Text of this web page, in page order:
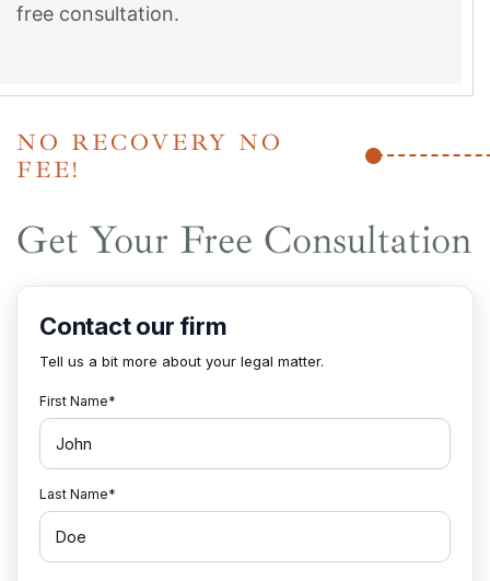
free consultation.
NO RECOVERY NO
FEE!
Get Your Free Consultation